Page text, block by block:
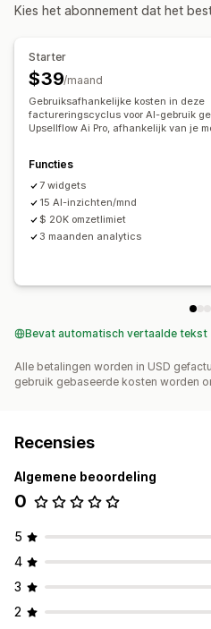
Kies het abonnement dat het
Starter
$39/maand
Gebruiksafhankelijke kosten in deze
factureringscyclus voor AI-gebruik
Upsellflow Ai Pro, afhankelijk van je
Functies
7 widgets
15 AI-inzichten/mnd
$ 20K omzetlimiet
3 maanden analytics
Bevat automatisch vertaalde tekst
Alle betalingen worden in USD
gebruik gebaseerde kosten worden
Recensies
Algemene beoordeling
0
5
4
3
2